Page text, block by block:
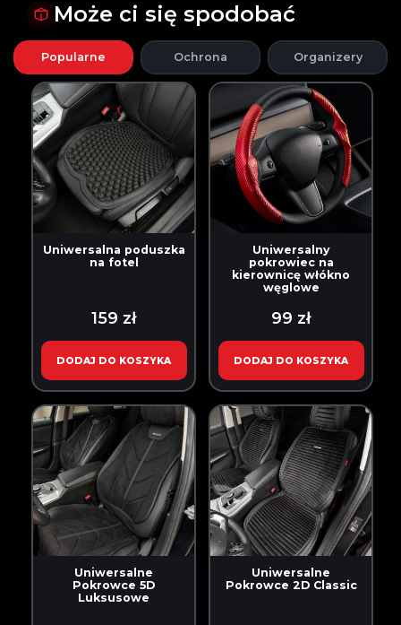
Może ci się spodobać
Popularne Ochrona Organizery
Uniwersalna poduszka
na fotel
159 zł
DODAJ DO KOSZYKA
Uniwersalny
pokrowiec na
kierownicę włókno
węglowe
99 zł
DODAJ DO KOSZYKA
Uniwersalne
Pokrowce 5D
Luksusowe
Uniwersalne
Pokrowce 2D Classic